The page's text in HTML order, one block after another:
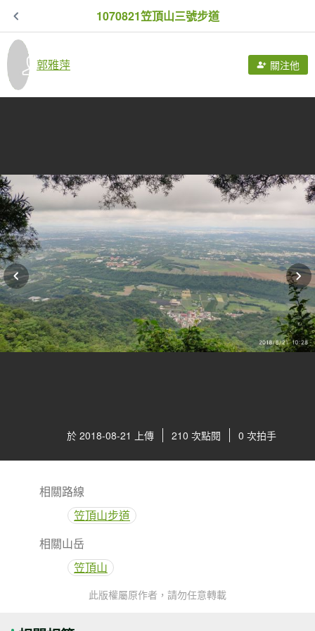
1070821笠頂山三號步道
郭雅萍 關注他
於 2018-08-21 上傳 210 次點閱 0 次拍手
相關路線
笠頂山步道
相關山岳
笠頂山
此版權屬原作者，請勿任意轉載